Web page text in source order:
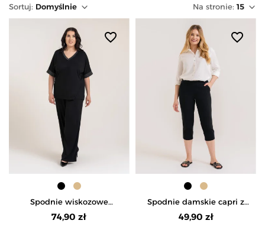
Sortuj: Domyślnie Na stronie: 15
favorite_border
Spodnie wiskozowe
miękkie wygodne i
eleganckie - CZARNY
74,90 zł
favorite_border
Spodnie damskie capri z
kieszeniami i wygodnym
pasem - CZARNY
49,90 zł